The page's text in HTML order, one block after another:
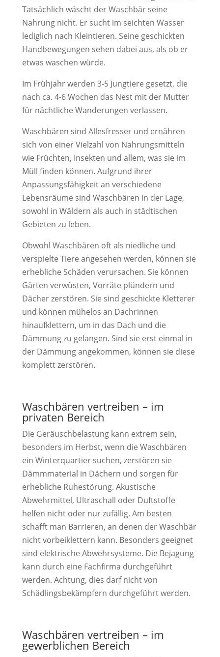
Tatsächlich wäscht der Waschbär seine
Nahrung nicht. Er sucht im seichten Wasser
lediglich nach Kleintieren. Seine geschickten
Handbewegungen sehen dabei aus, als ob er
etwas waschen würde.
Im Frühjahr werden 3-5 Jungtiere gesetzt, die
nach ca. 4-6 Wochen das Nest mit der Mutter
für nächtliche Wanderungen verlassen.
Waschbären sind Allesfresser und ernähren
sich von einer Vielzahl von Nahrungsmitteln
wie Früchten, Insekten und allem, was sie im
Müll finden können. Aufgrund ihrer
Anpassungsfähigkeit an verschiedene
Lebensräume sind Waschbären in der Lage,
sowohl in Wäldern als auch in städtischen
Gebieten zu leben.
Obwohl Waschbären oft als niedliche und
verspielte Tiere angesehen werden, können sie
erhebliche Schäden verursachen. Sie können
Gärten verwüsten, Vorräte plündern und
Dächer zerstören. Sie sind geschickte Kletterer
und können mühelos an Dachrinnen
hinaufklettern, um in das Dach und die
Dämmung zu gelangen. Sind sie erst einmal in
der Dämmung angekommen, können sie diese
komplett zerstören.
Waschbären vertreiben – im
privaten Bereich
Die Geräuschbelastung kann extrem sein,
besonders im Herbst, wenn die Waschbären
ein Winterquartier suchen, zerstören sie
Dämmmaterial in Dächern und sorgen für
erhebliche Ruhestörung. Akustische
Abwehrmittel, Ultraschall oder Duftstoffe
helfen nicht oder nur zufällig. Am besten
schafft man Barrieren, an denen der Waschbär
nicht vorbeiklettern kann. Besonders geeignet
sind elektrische Abwehrsysteme. Die Bejagung
kann durch eine Fachfirma durchgeführt
werden. Achtung, dies darf nicht von
Schädlingsbekämpfern durchgeführt werden.
Waschbären vertreiben – im
gewerblichen Bereich